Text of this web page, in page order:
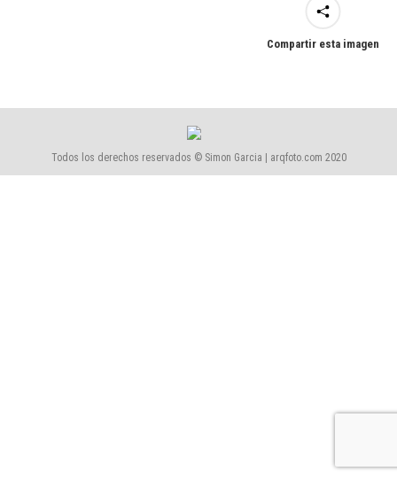
Compartir esta imagen
Todos los derechos reservados © Simon Garcia | arqfoto.com 2020